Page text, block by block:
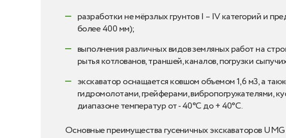
разработки не мёрзлых грунтов I – IV категорий и
более 400 мм);
выполнения различных видов земляных работ на
рытья котлованов, траншей, каналов, погрузки
экскаватор оснащается ковшом объемом 1,6 м3, а
гидромолотами, грейферами, вибропогружателями,
диапазоне температур от - 40°С до + 40°С.
Основные преимущества гусеничных экскаваторов